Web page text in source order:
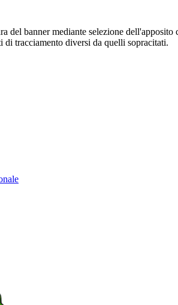
del banner mediante selezione
di tracciamento diversi da quelli sopracitati.